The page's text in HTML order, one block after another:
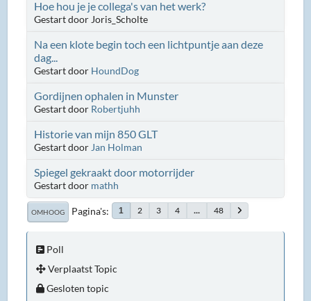
Hoe hou je je collega's van het werk?
Gestart door Joris_Scholte
Na een klote begin toch een lichtpuntje aan deze
dag...
Gestart door HoundDog
Gordijnen ophalen in Munster
Gestart door Robertjuhh
Historie van mijn 850 GLT
Gestart door Jan Holman
Spiegel gekraakt door motorrijder
Gestart door mathh
OMHOOG Pagina's 1 2 3 4 ... 48
Poll
Verplaatst Topic
Gesloten topic